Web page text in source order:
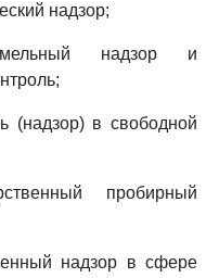
надзор;
надзор и
(надзор) в свободной
пробирный
надзор в сфере